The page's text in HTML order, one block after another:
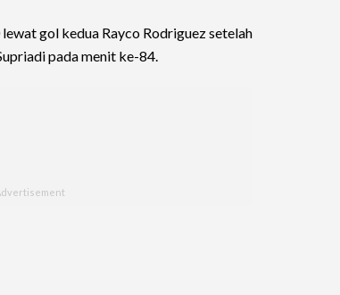
gol kedua Rayco Rodriguez setelah
pada menit ke-84.